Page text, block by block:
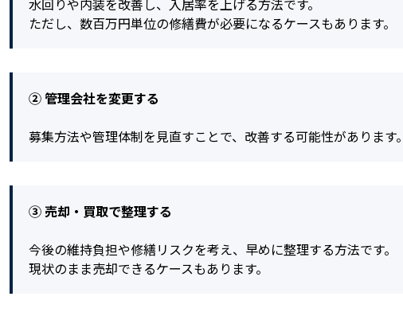
水回りや内装を改善し、入居率を上げる方法です。
ただし、数百万円単位の修繕費が必要になるケースもあります。
② 管理会社を変更する
募集方法や管理体制を見直すことで、改善する可能性があります
③ 売却・買取で整理する
今後の維持負担や修繕リスクを考え、早めに整理する方法です。
現状のまま売却できるケースもあります。